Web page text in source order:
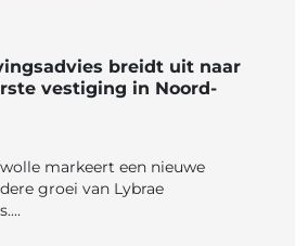
breidt uit naar
vestiging in Noord-
markeert een nieuwe
groei van Lybrae